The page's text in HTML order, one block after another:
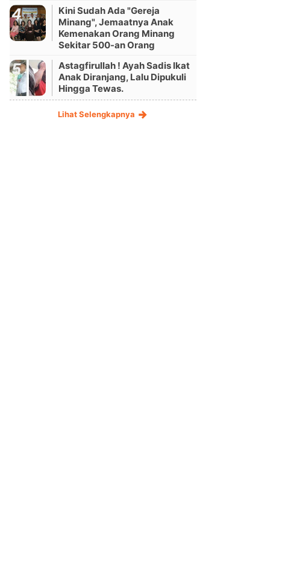
Kini Sudah Ada "Gereja
Minang", Jemaatnya Anak
Kemenakan Orang Minang
Sekitar 500-an Orang
Astagfirullah ! Ayah Sadis Ikat
Anak Diranjang, Lalu Dipukuli
Hingga Tewas.
Lihat Selengkapnya